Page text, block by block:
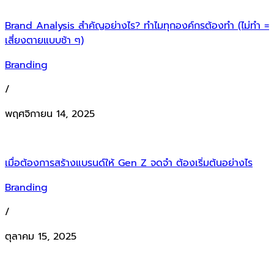
Brand Analysis สำคัญอย่างไร? ทำไมทุกองค์กรต้องทำ (ไม่ทำ =
เสี่ยงตายแบบช้า ๆ)
Branding
/
พฤศจิกายน 14, 2025
เมื่อต้องการสร้างแบรนด์ให้ Gen Z จดจำ ต้องเริ่มต้นอย่างไร
Branding
/
ตุลาคม 15, 2025